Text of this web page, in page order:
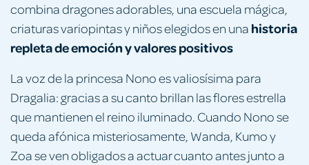
combina dragones adorables, una escuela mágica,
criaturas variopintas y niños elegidos en una historia
repleta de emoción y valores positivos
La voz de la princesa Nono es valiosísima para
Dragalia: gracias a su canto brillan las flores estrella
que mantienen el reino iluminado. Cuando Nono se
queda afónica misteriosamente, Wanda, Kumo y
Zoa se ven obligados a actuar cuanto antes junto a